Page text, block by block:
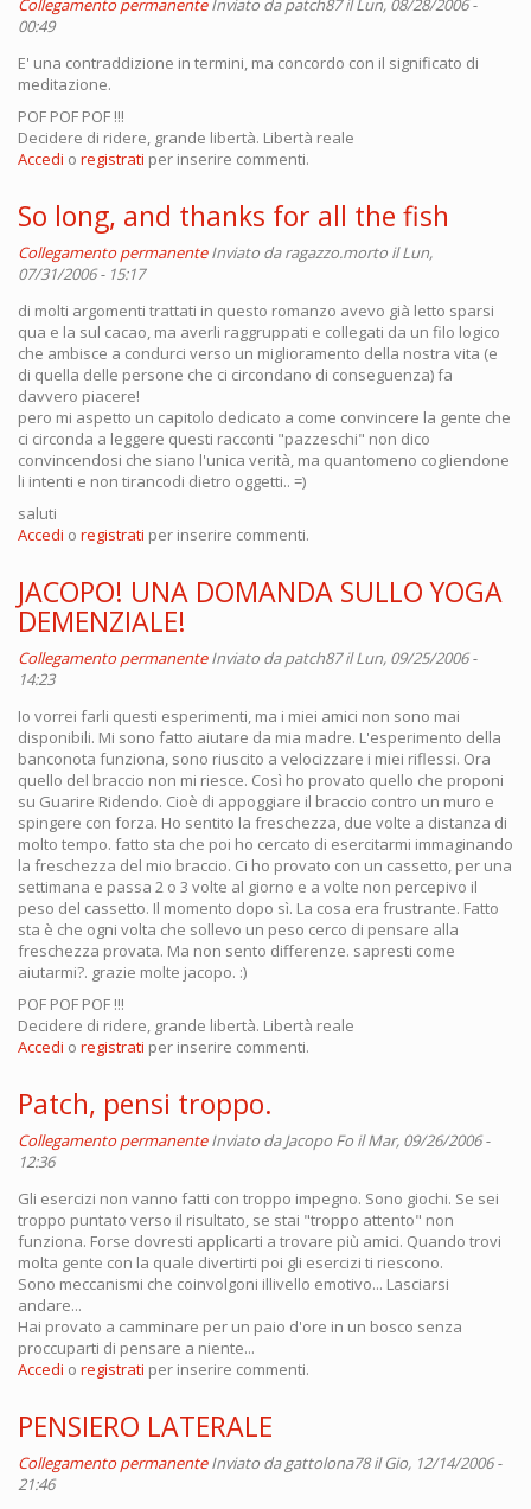
Collegamento permanente Inviato dapatch87il Lun, 08/28/2006 -
00:49
E' una contraddizione in termini, ma concordo con il significato di
meditazione.
POF POF POF !!!
Decidere di ridere, grande libertà. Libertà reale
Accedi o registrati per inserire commenti.
So long, and thanks for all the fish
Collegamento permanente Inviato daragazzo.morto il Lun,
07/31/2006 - 15:17
di molti argomenti trattati in questo romanzo avevo già letto sparsi
qua e la sul cacao, ma averli raggruppati e collegati da un filo logico
che ambisce a condurci verso un miglioramento della nostra vita (e
di quella delle persone che ci circondano di conseguenza) fa
davvero piacere!
pero mi aspetto un capitolo dedicato a come convincere la gente che
ci circonda a leggere questi racconti "pazzeschi" non dico
convincendosi che siano l'unica verità, ma quantomeno cogliendone
li intenti e non tirancodi dietro oggetti.. =)
saluti
Accedi o registrati per inserire commenti.
JACOPO! UNA DOMANDA SULLO YOGA
DEMENZIALE!
Collegamento permanente Inviato dapatch87il Lun, 09/25/2006 -
14:23
Io vorrei farli questi esperimenti, ma i miei amici non sono mai
disponibili. Mi sono fatto aiutare da mia madre. L'esperimento della
banconota funziona, sono riuscito a velocizzare i miei riflessi. Ora
quello del braccio non mi riesce. Così ho provato quello che proponi
su Guarire Ridendo. Cioè di appoggiare il braccio contro un muro e
spingere con forza. Ho sentito la freschezza, due volte a distanza di
molto tempo. fatto sta che poi ho cercato di esercitarmi immaginando
la freschezza del mio braccio. Ci ho provato con un cassetto, per una
settimana e passa 2 o 3 volte al giorno e a volte non percepivo il
peso del cassetto. Il momento dopo sì. La cosa era frustrante. Fatto
sta è che ogni volta che sollevo un peso cerco di pensare alla
freschezza provata. Ma non sento differenze. sapresti come
aiutarmi?. grazie molte jacopo. :)
POF POF POF !!!
Decidere di ridere, grande libertà. Libertà reale
Accedi o registrati per inserire commenti.
Patch, pensi troppo.
Collegamento permanente Inviato daJacopo Fo il Mar, 09/26/2006 -
12:36
Gli esercizi non vanno fatti con troppo impegno. Sono giochi. Se sei
troppo puntato verso il risultato, se stai "troppo attento" non
funziona. Forse dovresti applicarti a trovare più amici. Quando trovi
molta gente con la quale divertirti poi gli esercizi ti riescono.
Sono meccanismi che coinvolgoni illivello emotivo... Lasciarsi
andare...
Hai provato a camminare per un paio d'ore in un bosco senza
proccuparti di pensare a niente...
Accedi o registrati per inserire commenti.
PENSIERO LATERALE
Collegamento permanente Inviato dagattolona78il Gio, 12/14/2006 -
21:46